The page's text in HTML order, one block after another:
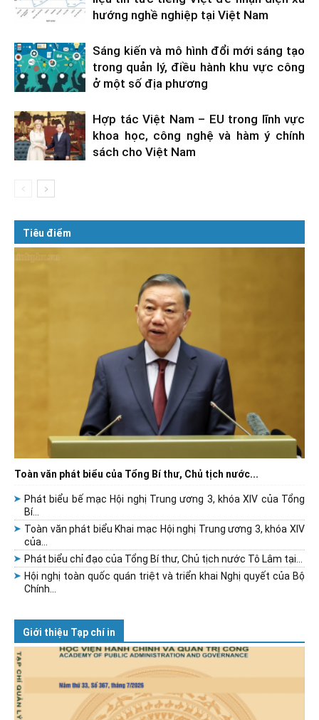
hướng nghề nghiệp tại Việt Nam
Sáng kiến và mô hình đổi mới sáng tạo
trong quản lý, điều hành khu vực công
ở một số địa phương
Hợp tác Việt Nam – EU trong lĩnh vực
khoa học, công nghệ và hàm ý chính
sách cho Việt Nam
Tiêu điểm
Toàn văn phát biểu của Tổng Bí thư, Chủ tịch nước...
Phát biểu bế mạc Hội nghị Trung ương 3, khóa XIV của Tổng
Bí...
Toàn văn phát biểu Khai mạc Hội nghị Trung ương 3, khóa XIV
của...
Phát biểu chỉ đạo của Tổng Bí thư, Chủ tịch nước Tô Lâm tại...
Hội nghị toàn quốc quán triệt và triển khai Nghị quyết của Bộ
Chính...
Giới thiệu Tạp chí in